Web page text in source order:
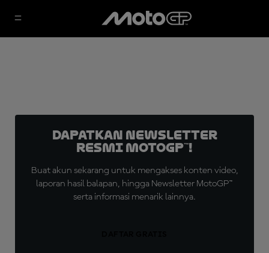
Dapatkan Newsletter
Resmi MotoGP™!
Buat akun sekarang untuk mengakses konten video,
laporan hasil balapan, hingga Newsletter MotoGP™
serta informasi menarik lainnya.